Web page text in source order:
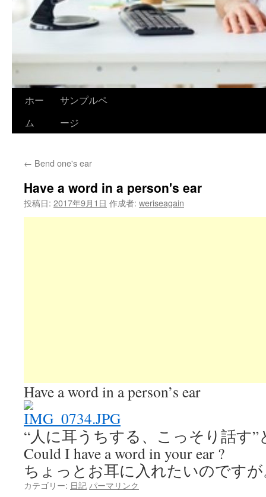
ホー
ム
サンプルペ
ージ
← Bend one's ear
Have a word in a person's ear
投稿日: 2017年9月1日 作成者: weriseagain
Have a word in a person’s ear
“人に耳うちする、こっそり話す
Could I have a word in your ear ?
ちょっとお耳に入れたいのです
カテゴリー: 日記 パーマリンク